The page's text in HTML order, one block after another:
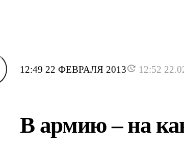
12:49 22 ФЕВРАЛЯ 2013 12:52
В армию – на